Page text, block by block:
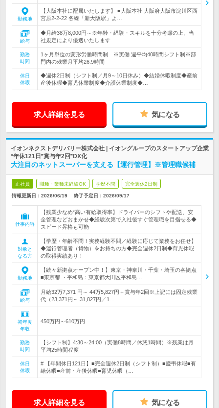
勤務地
【大阪本社に配属いたします】 ■大阪本社 大阪府大阪市淀川区西
宮原2-2-22 各線「新大阪駅」よ…
給与
◆月給38万8,000円～※年齢・経験・スキルを十分考慮の上、当
社規定により優遇いたします
勤務
時間
1ヶ月単位の変形労働時間制 ※実働 週平均40時間シフト制※部
門内の残業月平均26.9時間
休日
休暇
◆週休2日制（シフト制／月9～10日休み）◆結婚休暇制度◆産前
産後休暇◆育児休業制度◆介護休業制度◆…
求人詳細を見る 気になる
イオンネクストデリバリー株式会社 | イオングループのスタートアップ企業
*年休121日*賞与年2回*DX化
大注目のネットスーパーを支える【運行管理】※管理職候補
正社員 職種・業種未経験OK 学歴不問 完全週休2日制
情報更新日：2026/06/19 終了予定日： 2026/09/17
仕事内容
【残業少なめ*高い有給取得率】ドライバーのシフトや配送、安
全管理などおまかせ◆経験次第で入社後すぐ管理職を目指せる◆
スピード昇格も可能
対象と
なる方
【学歴・年齢不問！実務経験不問／経験に応じて業務をお任せ】
◆運行管理者（貨物）をお持ちの方◆完全週休2日制◆育児休暇
の取得実績あり！
勤務地
【続々新拠点オープン中！】東京・神奈川・千葉・埼玉の各拠点
■東京都 ・平和島：東京都大田区平和島…
給与
月給32万7,371 円～ 44万5,827円＋賞与年2回※上記には固定残業
代（23,371円～ 31,827円／1…
初年度
年収
450万円～610万円
勤務
時間
【シフト制】4:30～24:00（実働8時間／休憩1時間）※残業は月
平均25時間程度
休日
休暇
# 【年間休日121日】■完全週休2日制（シフト制）■慶弔休暇■有
給休暇■産前・産後休暇■育児休暇（…
求人詳細を見る 気になる